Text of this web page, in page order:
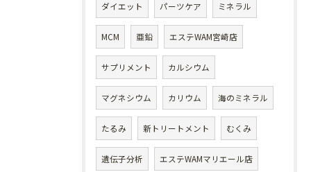
ダイエット パーツケア ミネラル
MCM 亜鉛 エステWAM宮崎店
サプリメント カルシウム
マグネシウム カリウム 海のミネラル
たるみ 新トリートメント むくみ
遺伝子分析 エステWAMマリエール店